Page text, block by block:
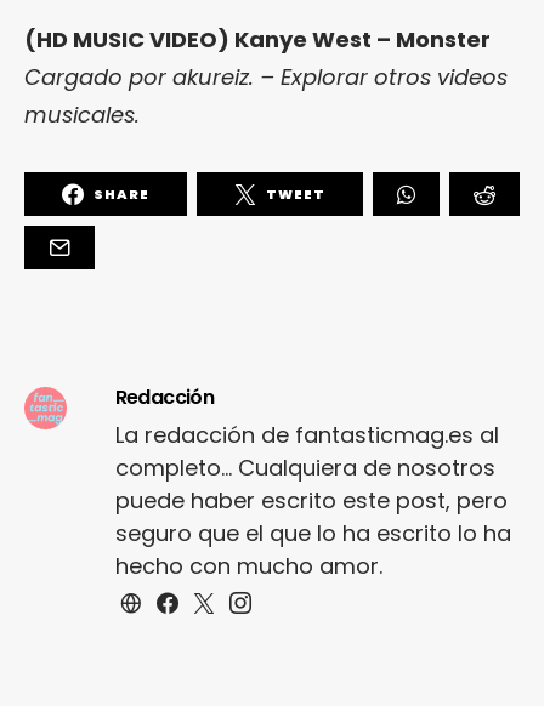
(HD MUSIC VIDEO) Kanye West – Monster
Cargado por akureiz. – Explorar otros videos
musicales.
SHARE TWEET
Redacción
La redacción de fantasticmag.es al
completo... Cualquiera de nosotros
puede haber escrito este post, pero
seguro que el que lo ha escrito lo ha
hecho con mucho amor.